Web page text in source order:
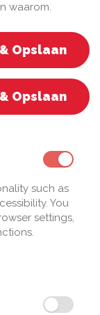
waarom.
Opslaan
Opslaan
such as
You
settings,